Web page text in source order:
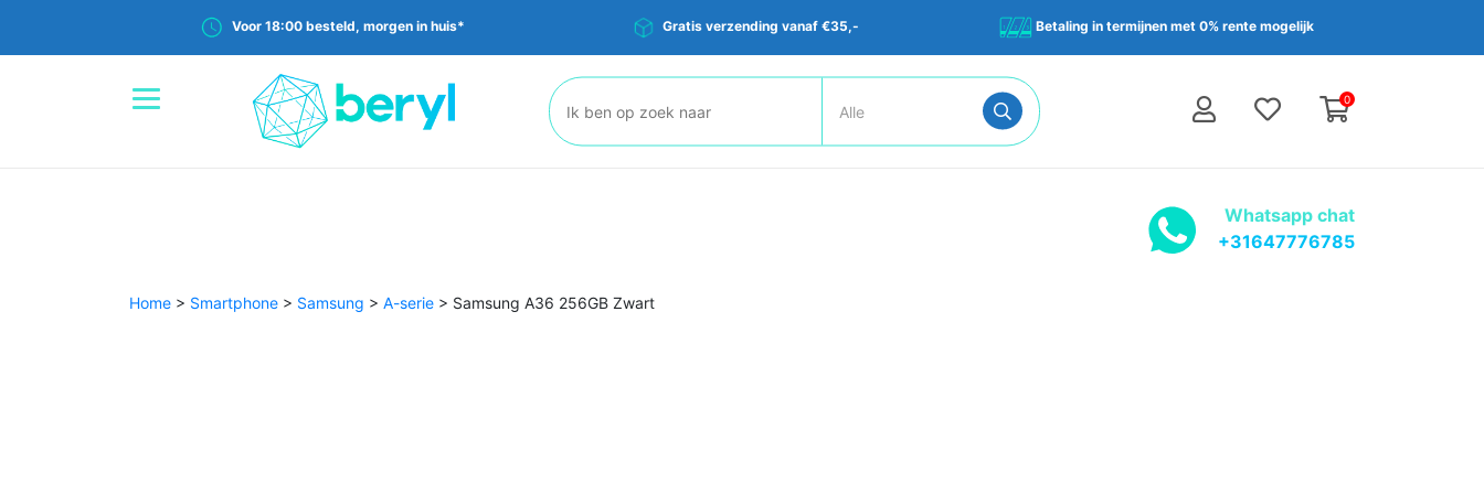
Voor 18:00 besteld, morgen in huis* Gratis verzending vanaf €35,- Betaling in termijnen met 0% rente mogelijk
0
Zoeken:
Whatsapp chat
+31647776785
Home > Smartphone > Samsung > A-serie > Samsung A36 256GB Zwart